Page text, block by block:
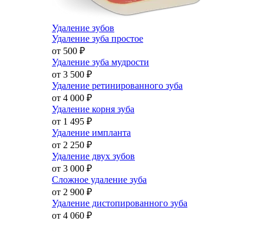
Удаление зубов
Удаление зуба простое
от 500 ₽
Удаление зуба мудрости
от 3 500 ₽
Удаление ретинированного зуба
от 4 000 ₽
Удаление корня зуба
от 1 495 ₽
Удаление импланта
от 2 250 ₽
Удаление двух зубов
от 3 000 ₽
Сложное удаление зуба
от 2 900 ₽
Удаление дистопированного зуба
от 4 060 ₽